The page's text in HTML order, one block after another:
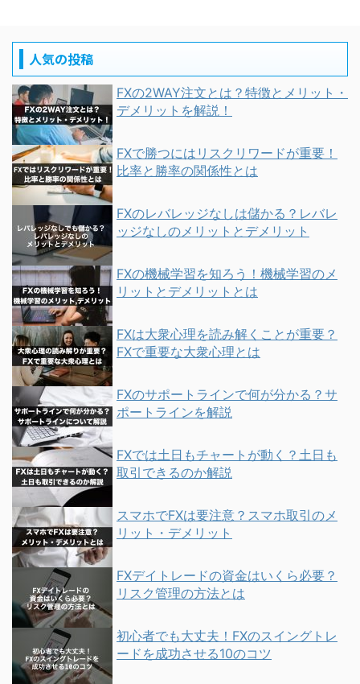
人気の投稿
FXの2WAY注文とは？特徴とメリット・
デメリットを解説！
FXで勝つにはリスクリワードが重要！
比率と勝率の関係性とは
FXのレバレッジなしは儲かる？レバレ
ッジなしのメリットとデメリット
FXの機械学習を知ろう！機械学習のメ
リットとデメリットとは
FXは大衆心理を読み解くことが重要？
FXで重要な大衆心理とは
FXのサポートラインで何が分かる？サ
ポートラインを解説
FXでは土日もチャートが動く？土日も
取引できるのか解説
スマホでFXは要注意？スマホ取引のメ
リット・デメリット
FXデイトレードの資金はいくら必要？
リスク管理の方法とは
初心者でも大丈夫！FXのスイングトレ
ードを成功させる10のコツ